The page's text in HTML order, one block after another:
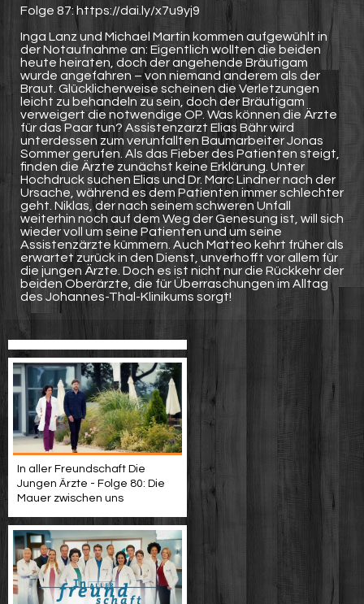
Folge 87: https://dai.ly/x7u9yj9
Inga Lanz und Michael Martin kommen aufgewühlt in
der Notaufnahme an: Eigentlich wollten die beiden
heute heiraten, doch der angehende Bräutigam
wurde angefahren – von niemand anderem als der
Braut. Glücklicherweise scheinen die Verletzungen
leicht zu behandeln zu sein, doch der Bräutigam
verweigert die notwendige OP. Was können die Ärzte
für das Paar tun? Assistenzarzt Elias Bähr wird
unterdessen zum verunfallten Baumarbeiter Jonas
Sommer gerufen. Als das Fieber des Patienten steigt,
finden die Ärzte zunächst keine Erklärung. Unter
Hochdruck suchen Elias und Dr. Marc Lindner nach der
Ursache, während es dem Patienten immer schlechter
geht. Niklas, der nach seinem schweren Unfall
weiterhin noch auf dem Weg der Genesung ist, will sich
wieder voll um seine Patienten und um seine
Assistenzärzte kümmern. Auch Matteo kehrt früher als
erwartet zurück in den Dienst, unverhofft vor allem für
die jungen Ärzte. Doch es ist nicht nur die Rückkehr der
beiden Oberärzte, die für Überraschungen im Alltag
des Johannes-Thal-Klinikums sorgt!
In aller Freundschaft Die
Jungen Ärzte - Folge 80: Die
Mauer zwischen uns